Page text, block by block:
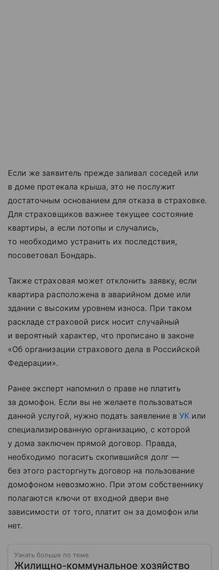
Если же заявитель прежде заливал соседей или
в доме протекала крыша, это не послужит
достаточным основанием для отказа в страховке.
Для страховщиков важнее текущее состояние
квартиры, а если потопы и случались,
то необходимо устранить их последствия,
посоветовал Бондарь.
Также страховая может отклонить заявку, если
квартира расположена в аварийном доме или
здании с высоким уровнем износа. При таком
раскладе страховой риск носит случайный
и вероятный характер, что прописано в законе
«Об организации страхового дела в Российской
Федерации».
Ранее эксперт напомнил о праве не платить
за домофон. Если вы не желаете пользоваться
данной услугой, нужно подать заявление в УК или
специализированную организацию, с которой
у дома заключен прямой договор. Правда,
необходимо погасить скопившийся долг —
без этого расторгнуть договор на пользование
домофоном невозможно. При этом собственнику
полагаются ключи от входной двери вне
зависимости от того, платит он за домофон или
нет.
Узнать больше по теме
Жилищно-коммунальное хозяйство